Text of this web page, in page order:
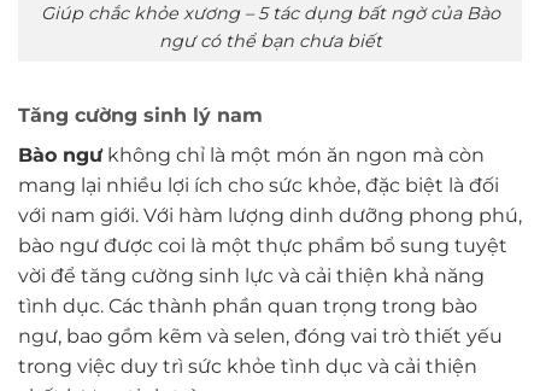
Giúp chắc khỏe xương – 5 tác dụng bất ngờ của Bào
ngư có thể bạn chưa biết
Tăng cường sinh lý nam
Bào ngưkhông chỉ là một món ăn ngon mà còn
mang lại nhiều lợi ích cho sức khỏe, đặc biệt là đối
với nam giới. Với hàm lượng dinh dưỡng phong phú,
bào ngư được coi là một thực phẩm bổ sung tuyệt
vời để tăng cường sinh lực và cải thiện khả năng
tình dục. Các thành phần quan trọng trong bào
ngư, bao gồm kẽm và selen, đóng vai trò thiết yếu
trong việc duy trì sức khỏe tình dục và cải thiện